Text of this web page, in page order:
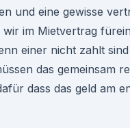
und eine gewisse
im Mietvertrag
einer nicht zahlt
das gemeinsam
dass das geld am